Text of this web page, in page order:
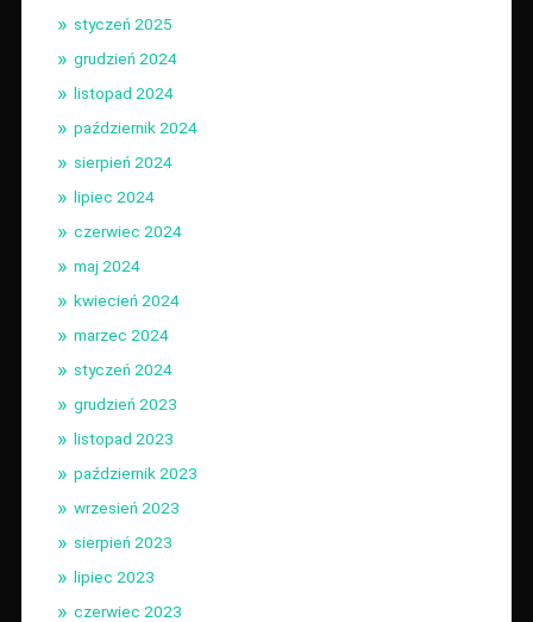
styczeń 2025
grudzień 2024
listopad 2024
październik 2024
sierpień 2024
lipiec 2024
czerwiec 2024
maj 2024
kwiecień 2024
marzec 2024
styczeń 2024
grudzień 2023
listopad 2023
październik 2023
wrzesień 2023
sierpień 2023
lipiec 2023
czerwiec 2023